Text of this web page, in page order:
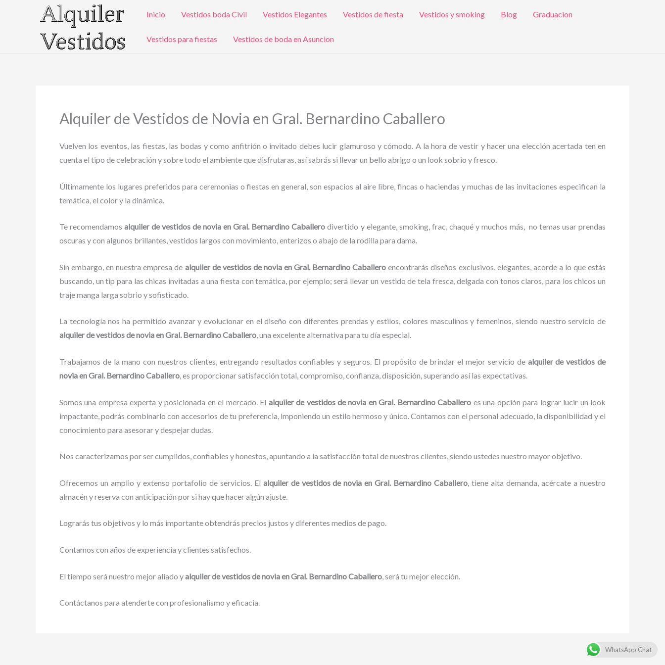
Inicio Vestidos boda Civil Vestidos Elegantes Vestidos de fiesta Vestidos y smoking Blog Graduacion
Vestidos para fiestas Vestidos de boda en Asuncion
Alquiler de Vestidos de Novia en Gral. Bernardino Caballero
Vuelven los eventos, las fiestas, las bodas y como anfitrión o invitado debes lucir glamuroso y cómodo. A la hora de vestir y hacer una elección acertada ten en
cuenta el tipo de celebración y sobre todo el ambiente que disfrutaras, así sabrás si llevar un bello abrigo o un look sobrio y fresco.
Últimamente los lugares preferidos para ceremonias o fiestas en general, son espacios al aire libre, fincas o haciendas y muchas de las invitaciones especifican la
temática, el color y la dinámica.
Te recomendamosalquiler de vestidos de novia en Gral. Bernardino Caballerodivertido y elegante, smoking, frac, chaqué y muchos más, no temas usar prendas
oscuras y con algunos brillantes, vestidos largos con movimiento, enterizos o abajo de la rodilla para dama.
Sin embargo, en nuestra empresa de alquiler de vestidos de noviaen Gral. Bernardino Caballeroencontrarás diseños exclusivos, elegantes, acorde a lo que estás
buscando, un tip para las chicas invitadas a una fiesta con temática, por ejemplo; será llevar un vestido de tela fresca, delgada con tonos claros, para los chicos un
traje manga larga sobrio y sofisticado.
La tecnología nos ha permitido avanzar y evolucionar en el diseño con diferentes prendas y estilos, colores masculinos y femeninos, siendo nuestro servicio de
alquiler de vestidos de noviaen Gral. Bernardino Caballero, una excelente alternativa para tu día especial.
Trabajamos de la mano con nuestros clientes, entregando resultados confiables y seguros. El propósito de brindar el mejor servicio de alquiler de vestidos de
noviaen Gral. Bernardino Caballero, es proporcionar satisfacción total, compromiso, confianza, disposición, superando así las expectativas.
Somos una empresa experta y posicionada en el mercado. El alquiler de vestidos de novia en Gral. Bernardino Caballero es una opción para lograr lucir un look
impactante, podrás combinarlo con accesorios de tu preferencia, imponiendo un estilo hermoso y único. Contamos con el personal adecuado, la disponibilidad y el
conocimiento para asesorar y despejar dudas.
Nos caracterizamos por ser cumplidos, confiables y honestos, apuntando a la satisfacción total de nuestros clientes, siendo ustedes nuestro mayor objetivo.
Ofrecemos un amplio y extenso portafolio de servicios. El alquiler de vestidos de novia en Gral. Bernardino Caballero , tiene alta demanda, acércate a nuestro
almacén y reserva con anticipación por si hay que hacer algún ajuste.
Lograrás tus objetivos y lo más importante obtendrás precios justos y diferentes medios de pago.
Contamos con años de experiencia y clientes satisfechos.
El tiempo será nuestro mejor aliado yalquiler de vestidos de noviaen Gral. Bernardino Caballero , será tu mejor elección.
Contáctanos para atenderte con profesionalismo y eficacia.
WhatsApp Chat